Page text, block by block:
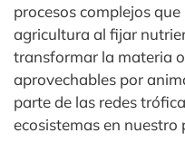
procesos complejos
agricultura al fijar
transformar la materia
aprovechables por
parte de las redes
ecosistemas en nuestro